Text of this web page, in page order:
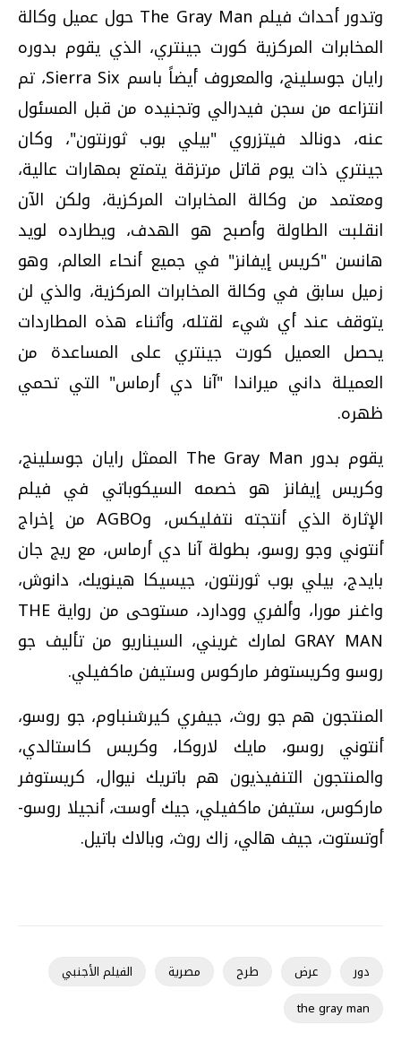
وتدور أحداث فيلم The Gray Man حول عميل وكالة
المخابرات المركزية كورت جينتري، الذي يقوم بدوره
رايان جوسلينج، والمعروف أيضاً باسم Sierra Six، تم
انتزاعه من سجن فيدرالي وتجنيده من قبل المسئول
عنه، دونالد فيتزروي "بيلي بوب ثورنتون"، وكان
جينتري ذات يوم قاتل مرتزقة يتمتع بمهارات عالية،
ومعتمد من وكالة المخابرات المركزية، ولكن الآن
انقلبت الطاولة وأصبح هو الهدف، ويطارده لويد
هانسن "كريس إيفانز" في جميع أنحاء العالم، وهو
زميل سابق في وكالة المخابرات المركزية، والذي لن
يتوقف عند أي شيء لقتله، وأثناء هذه المطاردات
يحصل العميل كورت جينتري على المساعدة من
العميلة داني ميراندا "آنا دي أرماس" التي تحمي
ظهره.
يقوم بدور The Gray Man الممثل رايان جوسلينج،
وكريس إيفانز هو خصمه السيكوباتي في فيلم
الإثارة الذي أنتجته نتفليكس، وAGBO من إخراج
أنتوني وجو روسو، بطولة آنا دي أرماس، مع ريج جان
بايدج، بيلي بوب ثورنتون، جيسيكا هينويك، دانوش،
واغنر مورا، وألفري وودارد، مستوحى من رواية THE
GRAY MAN لمارك غريني، السيناريو من تأليف جو
روسو وكريستوفر ماركوس وستيفن ماكفيلي.
المنتجون هم جو روث، جيفري كيرشنباوم، جو روسو،
أنتوني روسو، مايك لاروكا، وكريس كاستالدي،
والمنتجون التنفيذيون هم باتريك نيوال، كريستوفر
ماركوس، ستيفن ماكفيلي، جيك أوست، أنجيلا روسو-
أوتستوت، جيف هالي، زاك روث، وبالاك باتيل.
دور عرض طرح مصرية
الفيلم الأجنبي
the gray man